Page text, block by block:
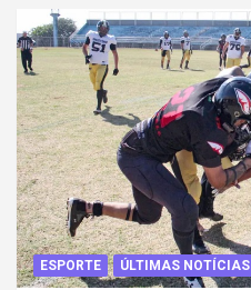
ESPORTE ÚLTIMAS NOTÍCIAS